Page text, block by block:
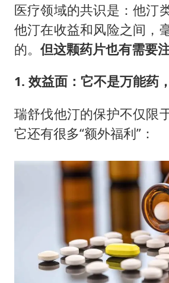
医疗领域的共识是：他汀
他汀在收益和风险之间，
的。 但这颗药片也有需要
1. 效益面：它不是万能药
瑞舒伐他汀的保护不仅限
它还有很多“额外福利”：